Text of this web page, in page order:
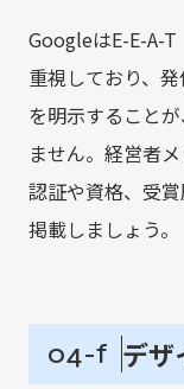
GoogleはE-E-A-
重視しており、
を明示すること
ません。経営者
認証や資格、受
掲載しましょう。
04-f デザ